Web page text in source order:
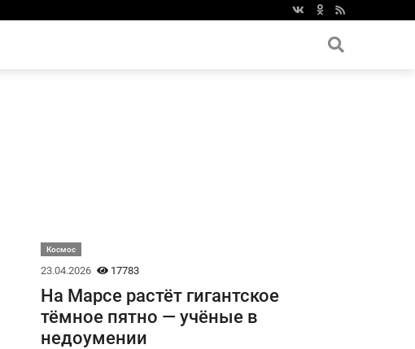
Космос
23.04.2026 17783
На Марсе растёт гигантское
тёмное пятно — учёные в
недоумении